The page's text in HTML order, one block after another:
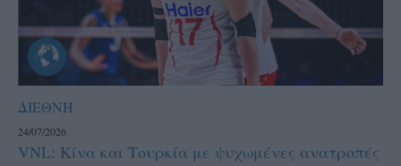
ΔΙΕΘΝΗ
24/07/2026
VNL: Κίνα και Τουρκία με ψυχωμένες ανατροπές